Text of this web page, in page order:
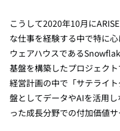
こうして2020年10月に
な仕事を経験する中で特に
ウェアハウスである
基盤を構築したプロジェク
経営計画の中で「サテライ
盤としてデータやAIを活用
った成長分野での付加価値